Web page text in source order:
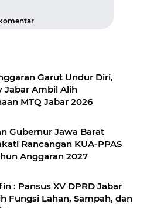
komentar
Garut Undur Diri,
Jabar Ambil Alih
MTQ Jabar 2026
Gubernur Jawa Barat
Rancangan KUA-PPAS
Anggaran 2027
Jabar
Fungsi Lahan, Sampah, dan